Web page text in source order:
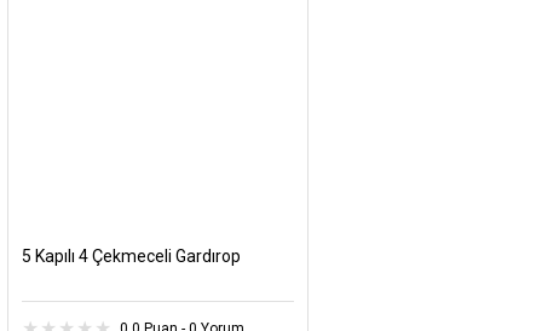
5 Kapılı 4 Çekmeceli Gardırop